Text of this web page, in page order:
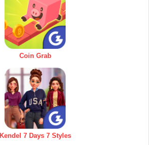
Coin Grab
Kendel 7 Days 7 Styles